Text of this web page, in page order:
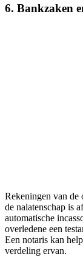
6. Bankzaken
Rekeningen van de
de nalatenschap is
automatische
overledene een
Een notaris kan
verdeling ervan.